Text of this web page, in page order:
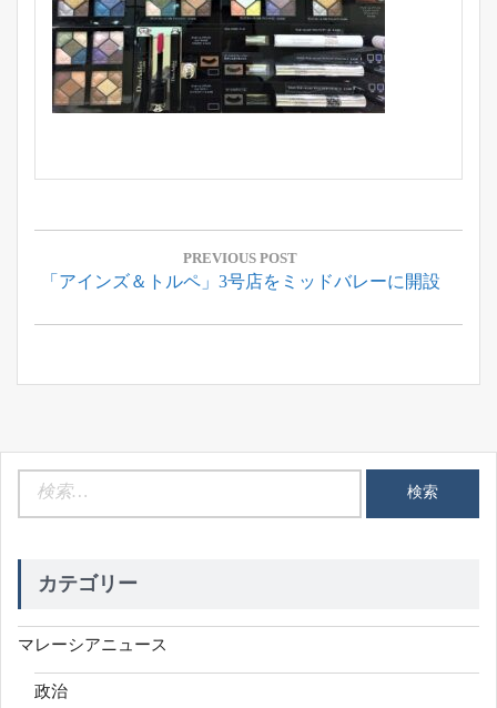
投
ナ
ビ
ー
ョ
ン
PREVIOUS POST
Previous
「アインズ＆トルペ」3号店をミッドバレーに開設
カテゴリー
マレーシアニュース
政治